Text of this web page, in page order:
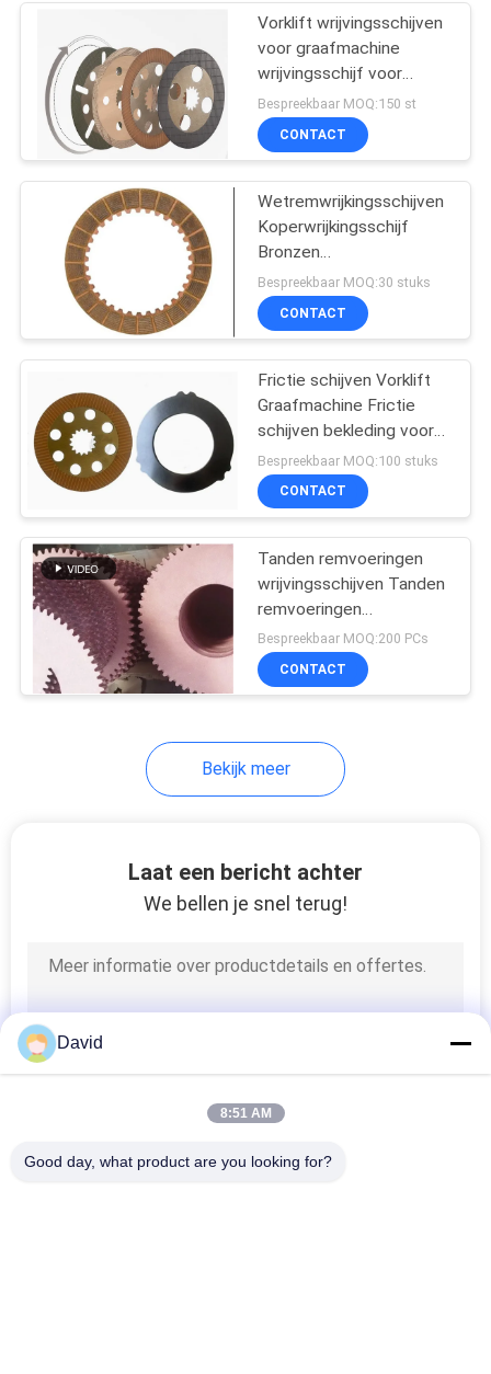
Geweven
Remvoeringsmateriaal
Industriële
Remvoering
29
Zegelringspakking
10
Asbest Vrije
Remvoering
Wrijving Materieel
Blad
Vorklift wrijvingsschijven
voor graafmachine
wrijvingsschijf voor
versnellingsbak koppeling
natte rem
Bespreekbaar MOQ:150 st
CONTACT
Wetremwrijkingsschijven
Koperwrijkingsschijf
Bronzen
koppelingremwrijkingsschijf
Bespreekbaar MOQ:30 stuks
CONTACT
Frictie schijven Vorklift
Graafmachine Frictie
schijven bekleding voor
machinebouw
Bespreekbaar MOQ:100 stuks
CONTACT
Tanden remvoeringen
wrijvingsschijven Tanden
remvoeringen
wrijvingsschijven
Bespreekbaar MOQ:200 PCs
CONTACT
Bekijk meer
Laat een bericht achter
We bellen je snel terug!
David
8:51 AM
Good day, what product are you looking for?